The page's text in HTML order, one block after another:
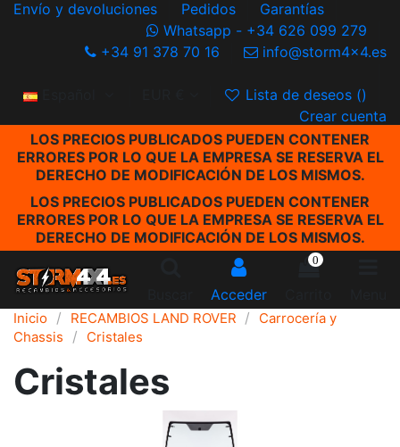
Envío y devoluciones Pedidos
Garantías
Whatsapp - +34 626 099 279
+34 91 378 70 16
info@storm4x4.es
Español Lista de deseos ()
Crear cuenta
LOS PRECIOS PUBLICADOS PUEDEN CONTENER
ERRORES POR LO QUE LA EMPRESA SE RESERVA EL
DERECHO DE MODIFICACIÓN DE LOS MISMOS.
LOS PRECIOS PUBLICADOS PUEDEN CONTENER
ERRORES POR LO QUE LA EMPRESA SE RESERVA EL
DERECHO DE MODIFICACIÓN DE LOS MISMOS.
Acceder
0
Inicio RECAMBIOS LAND ROVER
Carrocería y
Chassis
Cristales
Cristales